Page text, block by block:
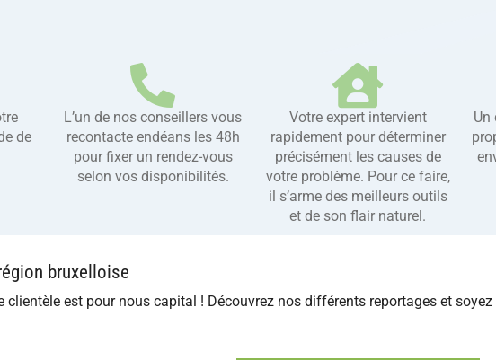
de
L’un de nos conseillers vous
recontacte endéans les 48h
pour fixer un rendez-vous
selon vos disponibilités.
Votre expert intervient
rapidement pour déterminer
précisément les causes de
votre problème. Pour ce faire,
il s’arme des meilleurs outils
et de son flair naturel.
Un
bruxelloise
est pour nous capital ! Découvrez nos différents reportages et